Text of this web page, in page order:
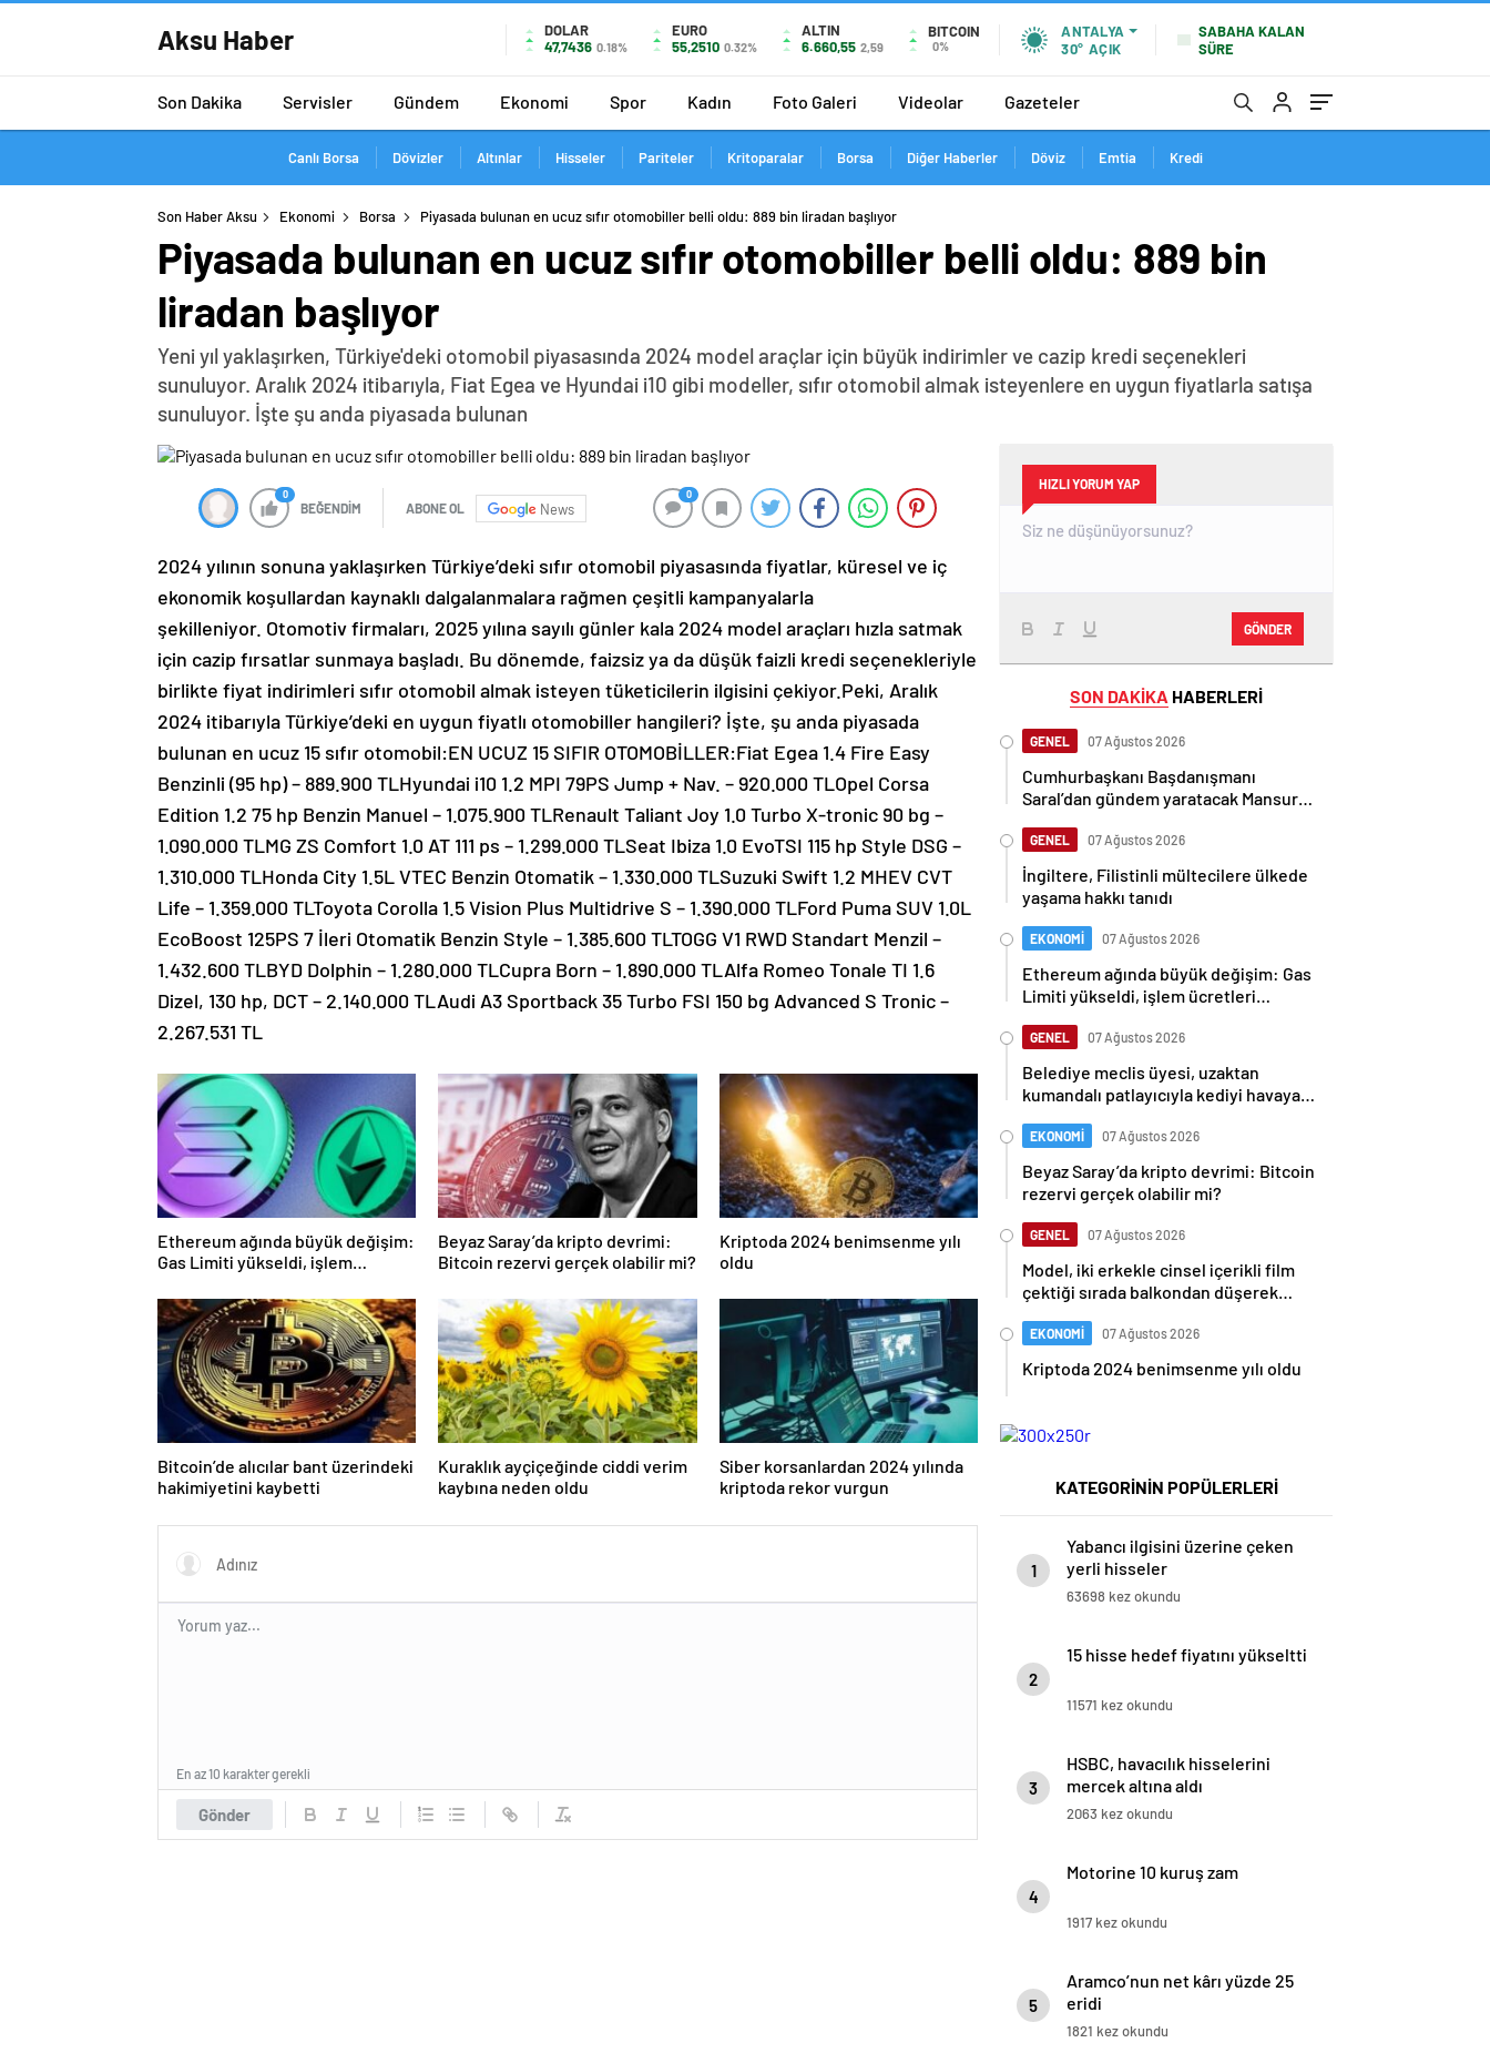
Aksu Haber
DOLAR
47,7436 0.18%
EURO
55,2510 0.32%
ALTIN
6.660,55 2,59
BITCOIN
0%
ANTALYA
30° AÇIK
SABAHA KALAN
SÜRE
Son Dakika Servisler Gündem Ekonomi Spor Kadın Foto Galeri Videolar Gazeteler
Canlı Borsa Dövizler Altınlar Hisseler Pariteler Kritoparalar Borsa Diğer Haberler Döviz Emtia Kredi
Son Haber Aksu Ekonomi Borsa Piyasada bulunan en ucuz sıfır otomobiller belli oldu: 889 bin liradan başlıyor
Piyasada bulunan en ucuz sıfır otomobiller belli oldu: 889 bin
liradan başlıyor
Yeni yıl yaklaşırken, Türkiye'deki otomobil piyasasında 2024 model araçlar için büyük indirimler ve cazip kredi seçenekleri
sunuluyor. Aralık 2024 itibarıyla, Fiat Egea ve Hyundai i10 gibi modeller, sıfır otomobil almak isteyenlere en uygun fiyatlarla satışa
sunuluyor. İşte şu anda piyasada bulunan
0
BEĞENDİM ABONE OL News
0
2024 yılının sonuna yaklaşırken Türkiye’deki sıfır otomobil piyasasında fiyatlar, küresel ve iç
ekonomik koşullardan kaynaklı dalgalanmalara rağmen çeşitli kampanyalarla
şekilleniyor. Otomotiv firmaları, 2025 yılına sayılı günler kala 2024 model araçları hızla satmak
için cazip fırsatlar sunmaya başladı. Bu dönemde, faizsiz ya da düşük faizli kredi seçenekleriyle
birlikte fiyat indirimleri sıfır otomobil almak isteyen tüketicilerin ilgisini çekiyor.Peki, Aralık
2024 itibarıyla Türkiye’deki en uygun fiyatlı otomobiller hangileri? İşte, şu anda piyasada
bulunan en ucuz 15 sıfır otomobil:EN UCUZ 15 SIFIR OTOMOBİLLER:Fiat Egea 1.4 Fire Easy
Benzinli (95 hp) – 889.900 TLHyundai i10 1.2 MPI 79PS Jump + Nav. – 920.000 TLOpel Corsa
Edition 1.2 75 hp Benzin Manuel – 1.075.900 TLRenault Taliant Joy 1.0 Turbo X-tronic 90 bg –
1.090.000 TLMG ZS Comfort 1.0 AT 111 ps – 1.299.000 TLSeat Ibiza 1.0 EvoTSI 115 hp Style DSG –
1.310.000 TLHonda City 1.5L VTEC Benzin Otomatik – 1.330.000 TLSuzuki Swift 1.2 MHEV CVT
Life – 1.359.000 TLToyota Corolla 1.5 Vision Plus Multidrive S – 1.390.000 TLFord Puma SUV 1.0L
EcoBoost 125PS 7 İleri Otomatik Benzin Style – 1.385.600 TLTOGG V1 RWD Standart Menzil –
1.432.600 TLBYD Dolphin – 1.280.000 TLCupra Born – 1.890.000 TLAlfa Romeo Tonale TI 1.6
Dizel, 130 hp, DCT – 2.140.000 TLAudi A3 Sportback 35 Turbo FSI 150 bg Advanced S Tronic –
2.267.531 TL
Ethereum ağında büyük değişim:
Gas Limiti yükseldi, işlem
Beyaz Saray’da kripto devrimi:
Bitcoin rezervi gerçek olabilir mi?
Kriptoda 2024 benimsenme yılı
oldu
Bitcoin’de alıcılar bant üzerindeki
hakimiyetini kaybetti
Kuraklık ayçiçeğinde ciddi verim
kaybına neden oldu
Siber korsanlardan 2024 yılında
kriptoda rekor vurgun
Gönder
En az 10 karakter gerekli
HIZLI YORUM YAP
GÖNDER
SON DAKİKA HABERLERİ
GENEL 07 Ağustos 2026
Cumhurbaşkanı Başdanışmanı
Saral’dan gündem yaratacak Mansur
GENEL 07 Ağustos 2026
İngiltere, Filistinli mültecilere ülkede
yaşama hakkı tanıdı
EKONOMİ 07 Ağustos 2026
Ethereum ağında büyük değişim: Gas
Limiti yükseldi, işlem ücretleri
GENEL 07 Ağustos 2026
Belediye meclis üyesi, uzaktan
kumandalı patlayıcıyla kediyi havaya
EKONOMİ 07 Ağustos 2026
Beyaz Saray’da kripto devrimi: Bitcoin
rezervi gerçek olabilir mi?
GENEL 07 Ağustos 2026
Model, iki erkekle cinsel içerikli film
çektiği sırada balkondan düşerek
EKONOMİ 07 Ağustos 2026
Kriptoda 2024 benimsenme yılı oldu
KATEGORİNİN POPÜLERLERİ
1
Yabancı ilgisini üzerine çeken
yerli hisseler
63698 kez okundu
2
15 hisse hedef fiyatını yükseltti
11571 kez okundu
3
HSBC, havacılık hisselerini
mercek altına aldı
2063 kez okundu
4
Motorine 10 kuruş zam
1917 kez okundu
5
Aramco’nun net kârı yüzde 25
eridi
1821 kez okundu